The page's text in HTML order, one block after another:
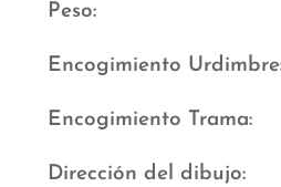
Peso
Encogimiento Urdimbre
Encogimiento Trama
Dirección del dibujo